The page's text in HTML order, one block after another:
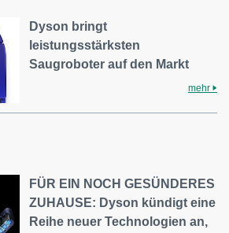
Dyson bringt
leistungsstärksten
Saugroboter auf den Markt
mehr
FÜR EIN NOCH GESÜNDERES
ZUHAUSE: Dyson kündigt eine
Reihe neuer Technologien an,